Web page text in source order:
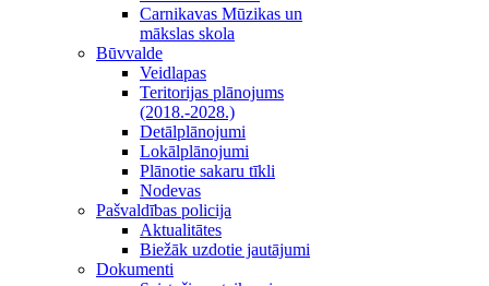
Carnikavas Mūzikas un
mākslas skola
Būvvalde
Veidlapas
Teritorijas plānojums
(2018.-2028.)
Detālplānojumi
Lokālplānojumi
Plānotie sakaru tīkli
Nodevas
Pašvaldības policija
Aktualitātes
Biežāk uzdotie jautājumi
Dokumenti